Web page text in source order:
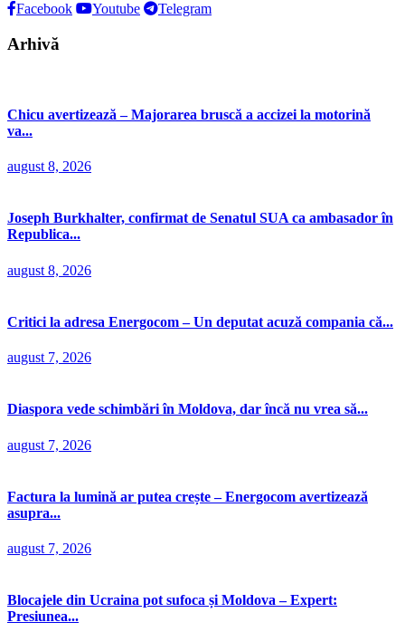
Facebook Youtube Telegram
Arhivă
Chicu avertizează – Majorarea bruscă a accizei la motorină
va...
august 8, 2026
Joseph Burkhalter, confirmat de Senatul SUA ca ambasador în
Republica...
august 8, 2026
Critici la adresa Energocom – Un deputat acuză compania că...
august 7, 2026
Diaspora vede schimbări în Moldova, dar încă nu vrea să...
august 7, 2026
Factura la lumină ar putea crește – Energocom avertizează
asupra...
august 7, 2026
Blocajele din Ucraina pot sufoca și Moldova – Expert:
Presiunea...